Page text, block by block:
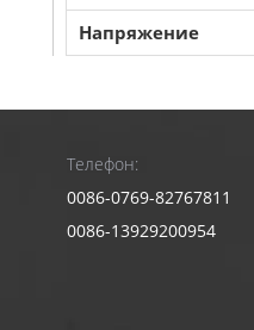
Напряжение
Деловой ПК Lenovo
Телефон:
0086-0769-82767811
0086-13929200954